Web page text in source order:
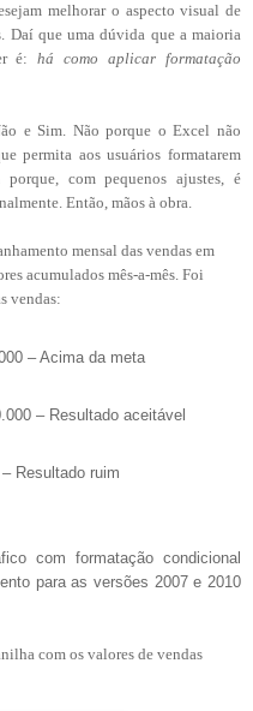
melhorar o aspecto visual de
Daí que uma dúvida que a maioria
é:há como aplicar formatação
e Sim. Não porque o Excel não
permita aos usuários formatarem
com pequenos ajustes, é
Então, mãos à obra.
mensal das vendas em
acumulados mês-a-mês. Foi
vendas:
– Acima da meta
– Resultado aceitável
Resultado ruim
com formatação condicional
para as versões 2007 e 2010
com os valores de vendas